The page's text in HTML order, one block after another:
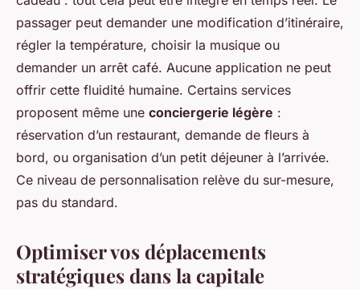
passager peut demander une modification d’itinéraire,
régler la température, choisir la musique ou
demander un arrêt café. Aucune application ne peut
offrir cette fluidité humaine. Certains services
proposent même une conciergerie légère :
réservation d’un restaurant, demande de fleurs à
bord, ou organisation d’un petit déjeuner à l’arrivée.
Ce niveau de personnalisation relève du sur-mesure,
pas du standard.
Optimiser vos déplacements
stratégiques dans la capitale